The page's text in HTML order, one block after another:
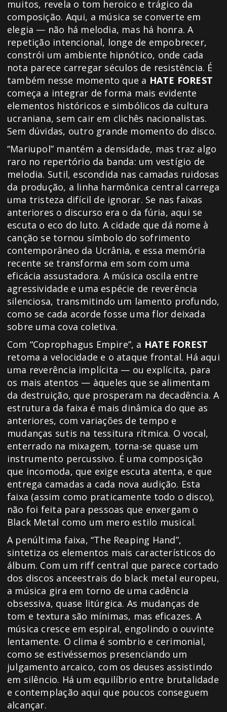
muitos, revela o tom heroico e trágico da
composição. Aqui, a música se converte em
elegia — não há melodia, mas há honra. A
repetição intencional, longe de empobrecer,
constrói um ambiente hipnótico, onde cada
nota parece carregar séculos de resistência. É
também nesse momento que a HATE FOREST
começa a integrar de forma mais evidente
elementos históricos e simbólicos da cultura
ucraniana, sem cair em clichês nacionalistas.
Sem dúvidas, outro grande momento do disco.
“Mariupol” mantém a densidade, mas traz algo
raro no repertório da banda: um vestígio de
melodia. Sutil, escondida nas camadas ruidosas
da produção, a linha harmônica central carrega
uma tristeza difícil de ignorar. Se nas faixas
anteriores o discurso era o da fúria, aqui se
escuta o eco do luto. A cidade que dá nome à
canção se tornou símbolo do sofrimento
contemporâneo da Ucrânia, e essa memória
recente se transforma em som com uma
eficácia assustadora. A música oscila entre
agressividade e uma espécie de reverência
silenciosa, transmitindo um lamento profundo,
como se cada acorde fosse uma flor deixada
sobre uma cova coletiva.
Com “Coprophagus Empire”, a HATE FOREST
retoma a velocidade e o ataque frontal. Há aqui
uma reverência implícita — ou explícita, para
os mais atentos — àqueles que se alimentam
da destruição, que prosperam na decadência. A
estrutura da faixa é mais dinâmica do que as
anteriores, com variações de tempo e
mudanças sutis na tessitura rítmica. O vocal,
enterrado na mixagem, torna-se quase um
instrumento percussivo. É uma composição
que incomoda, que exige escuta atenta, e que
entrega camadas a cada nova audição. Esta
faixa (assim como praticamente todo o disco),
não foi feita para pessoas que enxergam o
Black Metal como um mero estilo musical.
A penúltima faixa, “The Reaping Hand”,
sintetiza os elementos mais característicos do
álbum. Com um riff central que parece cortado
dos discos anceestrais do black metal europeu,
a música gira em torno de uma cadência
obsessiva, quase litúrgica. As mudanças de
tom e textura são mínimas, mas eficazes. A
música cresce em espiral, engolindo o ouvinte
lentamente. O clima é sombrio e cerimonial,
como se estivéssemos presenciando um
julgamento arcaico, com os deuses assistindo
em silêncio. Há um equilíbrio entre brutalidade
e contemplação aqui que poucos conseguem
alcançar.